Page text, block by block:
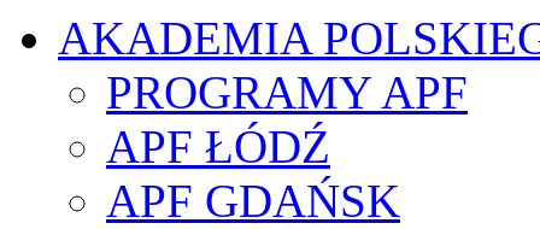
AKADEMIA
PROGRAMY APF
APF ŁÓDŹ
APF GDAŃSK